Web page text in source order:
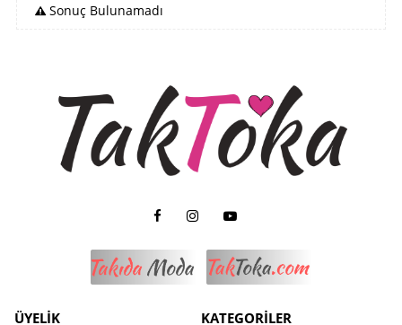
Sonuç Bulunamadı
ÜYELİK KATEGORİLER